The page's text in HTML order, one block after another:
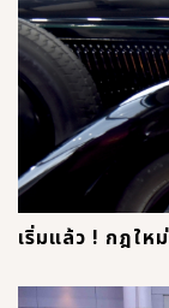
เริ่มแล้ว ! กฎให